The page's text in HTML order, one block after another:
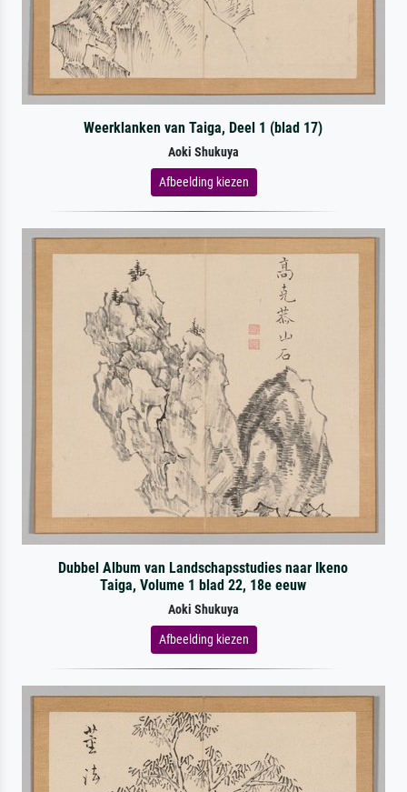
Weerklanken van Taiga, Deel 1 (blad 17)
Aoki Shukuya
Afbeelding kiezen
Dubbel Album van Landschapsstudies naar Ikeno
Taiga, Volume 1 blad 22, 18e eeuw
Aoki Shukuya
Afbeelding kiezen